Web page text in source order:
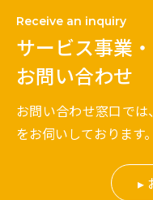
Receive an inquiry
サービス事業
お問い合わせ
お問い合わせ窓口で
をお伺いしております。